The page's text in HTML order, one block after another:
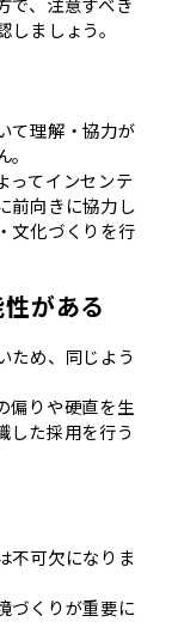
ましょう。
て理解・協力が
ってインセンテ
前向きに協力し
文化づくりを行
がある
ため、同じよう
偏りや硬直を生
した採用を行う
不可欠になりま
づくりが重要に